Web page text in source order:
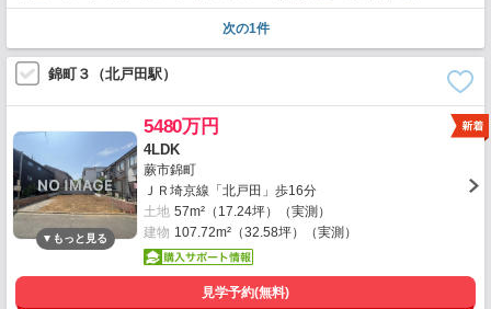
次の1件
錦町３（北戸田駅）
5480万円
4LDK
蕨市錦町
ＪＲ埼京線「北戸田」歩16分
土地 57m²（17.24坪）（実測）
建物 107.72m²（32.58坪）（実測）
見学予約(無料)